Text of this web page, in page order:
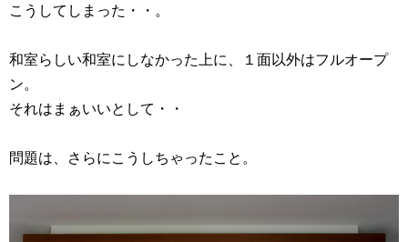
こうしてしまった・・。
和室らしい和室にしなかった上に、１面以外はフルオープ
ン。
それはまぁいいとして・・
問題は、さらにこうしちゃったこと。